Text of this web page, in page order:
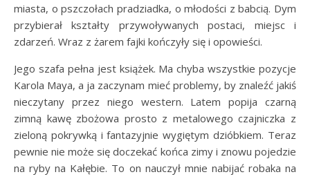
miasta, o pszczołach pradziadka, o młodości z babcią. Dym
przybierał kształty przywoływanych postaci, miejsc i
zdarzeń. Wraz z żarem fajki kończyły się i opowieści.
Jego szafa pełna jest książek. Ma chyba wszystkie pozycje
Karola Maya, a ja zaczynam mieć problemy, by znaleźć jakiś
nieczytany przez niego western. Latem popija czarną
zimną kawę zbożowa prosto z metalowego czajniczka z
zieloną pokrywką i fantazyjnie wygiętym dzióbkiem. Teraz
pewnie nie może się doczekać końca zimy i znowu pojedzie
na ryby na Kałębie. To on nauczył mnie nabijać robaka na